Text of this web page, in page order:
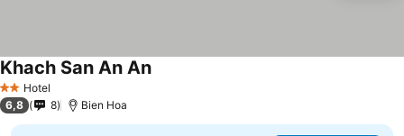
2 Estrellas
Hotel
Khach San An AnVer precios
6,8 8 Bien Hoa